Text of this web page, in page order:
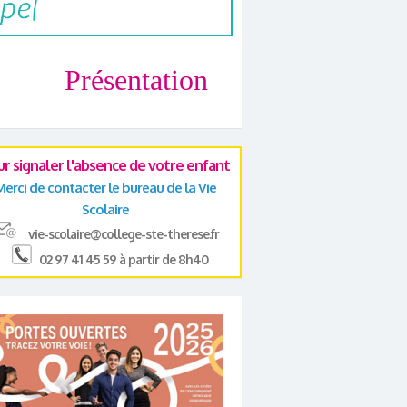
Présentation
signaler l'absence de votre enfant
de contacter le bureau de la Vie
Scolaire
vie-scolaire@college-ste-therese.fr
02 97 41 45 59 à partir de 8h40